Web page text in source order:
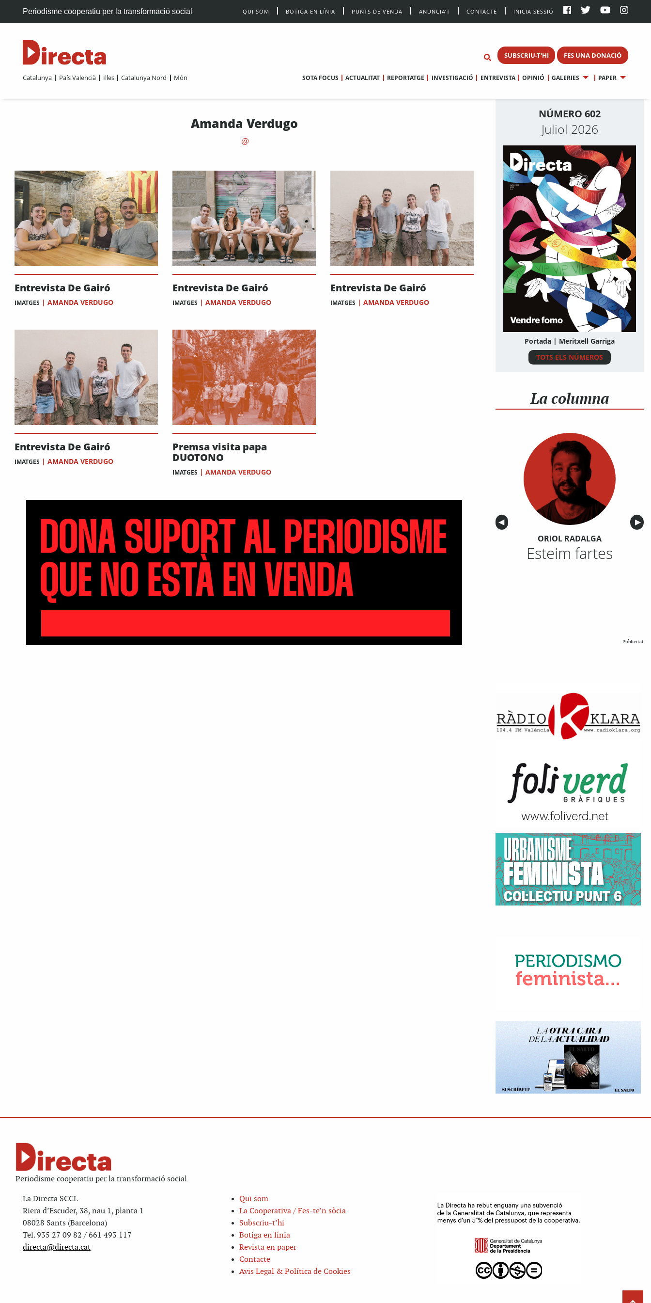
Periodisme cooperatiu per la transformació social QUI SOM BOTIGA EN LÍNIA PUNTS DE VENDA ANUNCIA’T CONTACTE INICIA SESSIÓ
SUBSCRIU-T'HI FES UNA DONACIÓ
Catalunya País Valencià Illes Catalunya Nord Món SOTA FOCUS ACTUALITAT REPORTATGE INVESTIGACIÓ ENTREVISTA OPINIÓ GALERIES PAPER
Amanda Verdugo
Entrevista De Gairó
IMATGES | AMANDA VERDUGO
Entrevista De Gairó
IMATGES | AMANDA VERDUGO
Entrevista De Gairó
IMATGES | AMANDA VERDUGO
Entrevista De Gairó
IMATGES | AMANDA VERDUGO
Premsa visita papa
DUOTONO
IMATGES | AMANDA VERDUGO
NÚMERO 602
Juliol 2026
Portada | Meritxell Garriga
TOTS ELS NÚMEROS
La columna
Anterior
◀︎ ▶︎
ORIOL RADALGA
Esteim fartes
Publicitat
Periodisme cooperatiu per la transformació social
La Directa SCCL
Riera d’Escuder, 38, nau 1, planta 1
08028 Sants (Barcelona)
Tel. 935 27 09 82 / 661 493 117
directa@directa.cat
Qui som
La Cooperativa / Fes-te’n sòcia
Subscriu-t’hi
Botiga en línia
Revista en paper
Contacte
Avis Legal & Política de Cookies